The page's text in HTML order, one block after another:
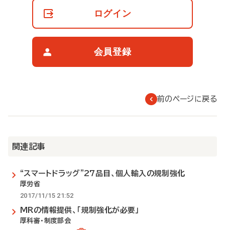
ログイン
会員登録
前のページに戻る
関連記事
“スマートドラッグ”27品目、個人輸入の規制強化
厚労省
2017/11/15 21:52
MRの情報提供、「規制強化が必要」
厚科審・制度部会